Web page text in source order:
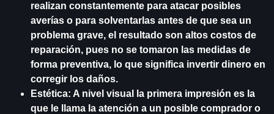
realizan constantemente para atacar posibles
averías o para solventarlas antes de que sea un
problema grave, el resultado son altos costos de
reparación, pues no se tomaron las medidas de
forma preventiva, lo que significa invertir dinero en
corregir los daños.
Estética: A nivel visual la primera impresión es la
que le llama la atención a un posible comprador o